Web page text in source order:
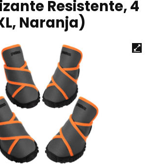
Resistente, 4
Naranja)